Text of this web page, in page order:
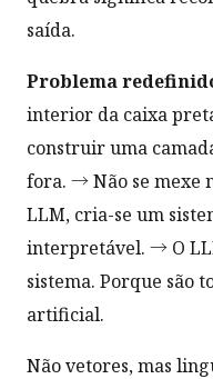
saída.
Problema
interior da caixa
construir uma
fora. → Não se mexe
LLM, cria-se um
interpretável. → O
sistema. Porque são
artificial.
Não vetores, mas